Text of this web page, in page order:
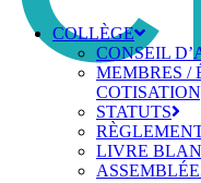
COLLÈGE
CONSEIL
MEMBRES /
STATUTS
LIVRE